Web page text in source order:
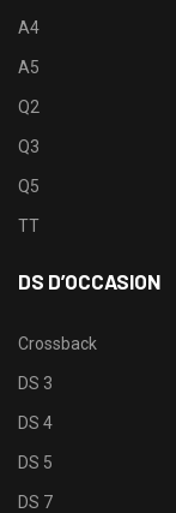
A4
A5
Q2
Q3
Q5
TT
DS D’OCCASION
Crossback
DS 3
DS 4
DS 5
DS 7